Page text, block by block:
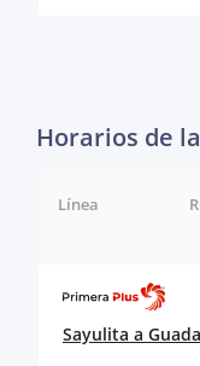
Horarios de
Línea
Sayulita a